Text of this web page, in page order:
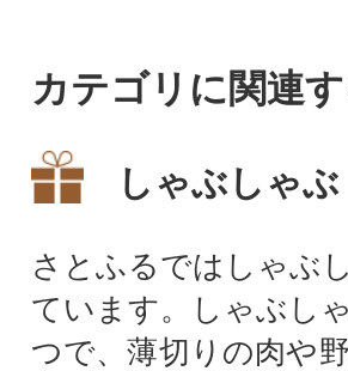
カテゴリに関連
しゃぶしゃぶ
さとふるではしゃぶ
ています。しゃぶし
つで、薄切りの肉や